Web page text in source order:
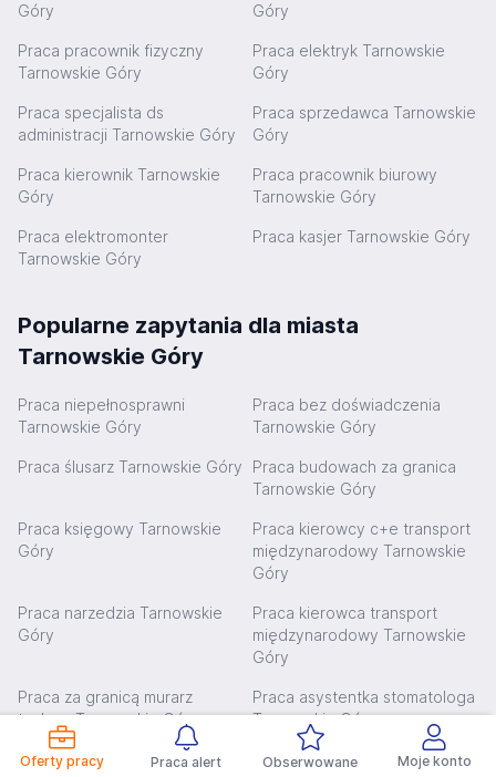
Oferty pracy Praca alert Obserwowane Moje konto
Góry
Góry
Praca pracownik fizyczny
Tarnowskie Góry
Praca elektryk Tarnowskie
Góry
Praca specjalista ds
administracji Tarnowskie Góry
Praca sprzedawca Tarnowskie
Góry
Praca kierownik Tarnowskie
Góry
Praca pracownik biurowy
Tarnowskie Góry
Praca elektromonter
Tarnowskie Góry
Praca kasjer Tarnowskie Góry
Popularne zapytania dla miasta
Tarnowskie Góry
Praca niepełnosprawni
Tarnowskie Góry
Praca bez doświadczenia
Tarnowskie Góry
Praca ślusarz Tarnowskie Góry
Praca budowach za granica
Tarnowskie Góry
Praca księgowy Tarnowskie
Góry
Praca kierowcy c+e transport
międzynarodowy Tarnowskie
Góry
Praca narzedzia Tarnowskie
Góry
Praca kierowca transport
międzynarodowy Tarnowskie
Góry
Praca za granicą murarz
tynkarz Tarnowskie Góry
Praca asystentka stomatologa
Tarnowskie Góry
Praca kierowca kat b
Praca bez wykształcenia